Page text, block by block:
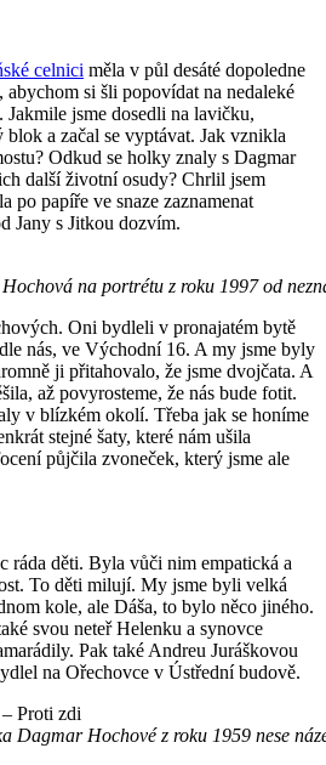
celnici měla v půl desáté dopoledne
abychom si šli popovídat na nedaleké
Jakmile jsme dosedli na lavičku,
a začal se vyptávat. Jak vznikla
Odkud se holky znaly s Dagmar
další životní osudy? Chrlil jsem
po papíře ve snaze zaznamenat
Jany s Jitkou dozvím.
na portrétu z roku 1997 od
Oni bydleli v pronajatém bytě
nás, ve Východní 16. A my jsme byly
ji přitahovalo, že jsme dvojčata. A
až povyrosteme, že nás bude fotit.
v blízkém okolí. Třeba jak se honíme
stejné šaty, které nám ušila
půjčila zvoneček, který jsme ale
ráda děti. Byla vůči nim empatická a
To děti milují. My jsme byli velká
kole, ale Dáša, to bylo něco jiného.
svou neteř Helenku a synovce
Pak také Andreu Juráškovou
na Ořechovce v Ústřední budově.
Dagmar Hochové z roku 1959 nese